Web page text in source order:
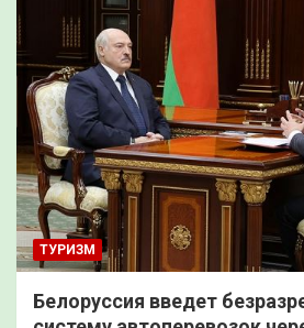
ТУРИЗМ
Белоруссия введет